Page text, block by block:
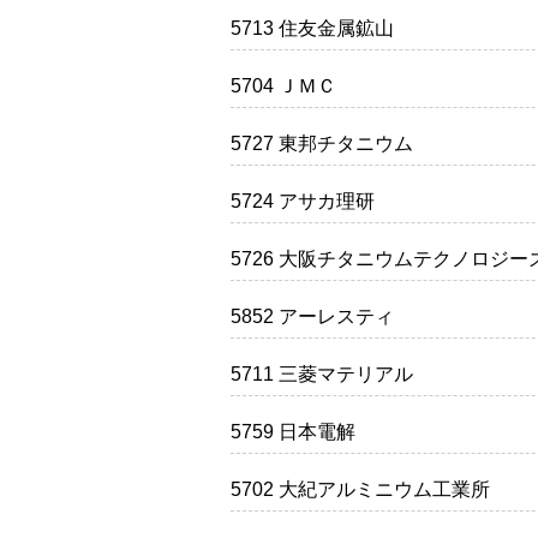
5713 住友金属鉱山
5704 ＪＭＣ
5727 東邦チタニウム
5724 アサカ理研
5726 大阪チタニウムテクノロジー
5852 アーレスティ
5711 三菱マテリアル
5759 日本電解
5702 大紀アルミニウム工業所